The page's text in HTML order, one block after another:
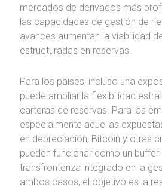
mercados de derivados más
las capacidades de gestión de
avances aumentan la viabilidad
estructuradas en reservas.
Para los países, incluso una
puede ampliar la flexibilidad
carteras de reservas. Para las
especialmente aquellas
en depreciación, Bitcoin y otras
pueden funcionar como un buffer
transfronteriza integrado en la
ambos casos, el objetivo es la